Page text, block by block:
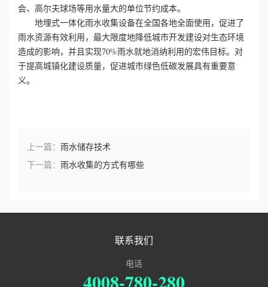
会、高尔夫球场等用水量大的单位节约成本。
地埋式一体化雨水收集设备在全国各地全面使用，促进了
雨水资源有效利用，最大限度地降低城市开发建设对生态环境
造成的影响，并且实现70%雨水就地消纳利用的宏伟目标。对
于提高城镇化建设质量，促进城市绿色低碳发展具有重要意
义。
上一篇： 雨水储存技术
下一篇： 雨水收集的方式有哪些
联系我们
电话
4008-780-280